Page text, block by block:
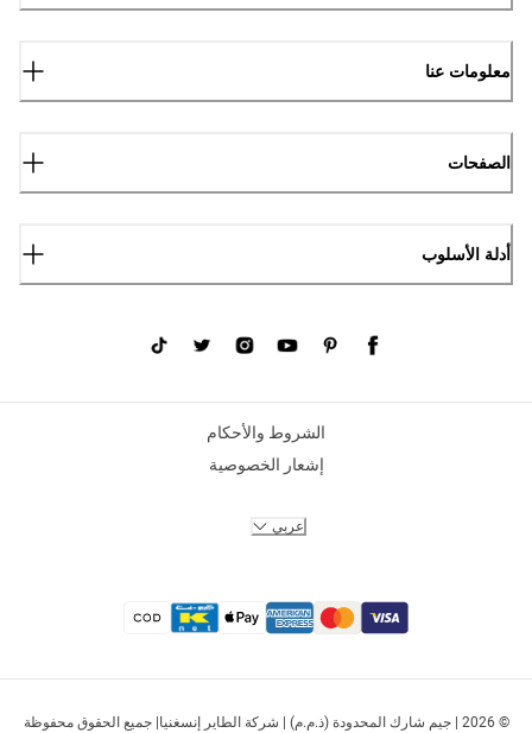
معلومات عنا
الصفحات
أدلة الأسلوب
© 2026 | جيم شارك المحدودة (ذ.م.م) | شركة الطاير إنسغنيا| جميع الحقوق محفوظة
الشروط والأحكام
إشعار الخصوصية
عربي